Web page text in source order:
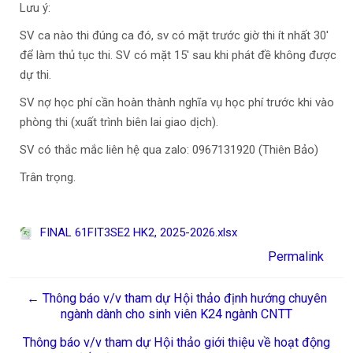
Lưu ý:
SV ca nào thi đúng ca đó, sv có mặt trước giờ thi ít nhất 30'
để làm thủ tục thi. SV có mặt 15' sau khi phát đề không được
dự thi.
SV nợ học phí cần hoàn thành nghĩa vụ học phí trước khi vào
phòng thi (xuất trình biên lai giao dịch).
SV có thắc mắc liên hệ qua zalo: 0967131920 (Thiên Bảo)
Trân trọng.
FINAL 61FIT3SE2 HK2, 2025-2026.xlsx
Permalink
← Thông báo v/v tham dự Hội thảo định hướng chuyên
ngành dành cho sinh viên K24 ngành CNTT
Thông báo v/v tham dự Hội thảo giới thiệu về hoạt động